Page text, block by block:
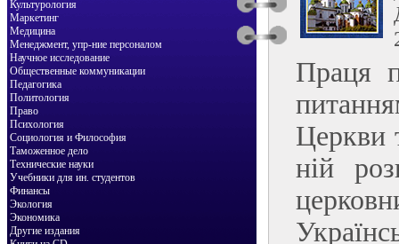
Культурология
Маркетинг
Медицина
Менеджмент, упр-ние персоналом
Научное исследование
Общественные коммуникации
Педагогика
Политология
Право
Психология
Социология и Философия
Таможенное дело
Технические науки
Учебники для ин. студентов
Финансы
Экология
Экономика
Другие издания
Праця
Церкви
ній